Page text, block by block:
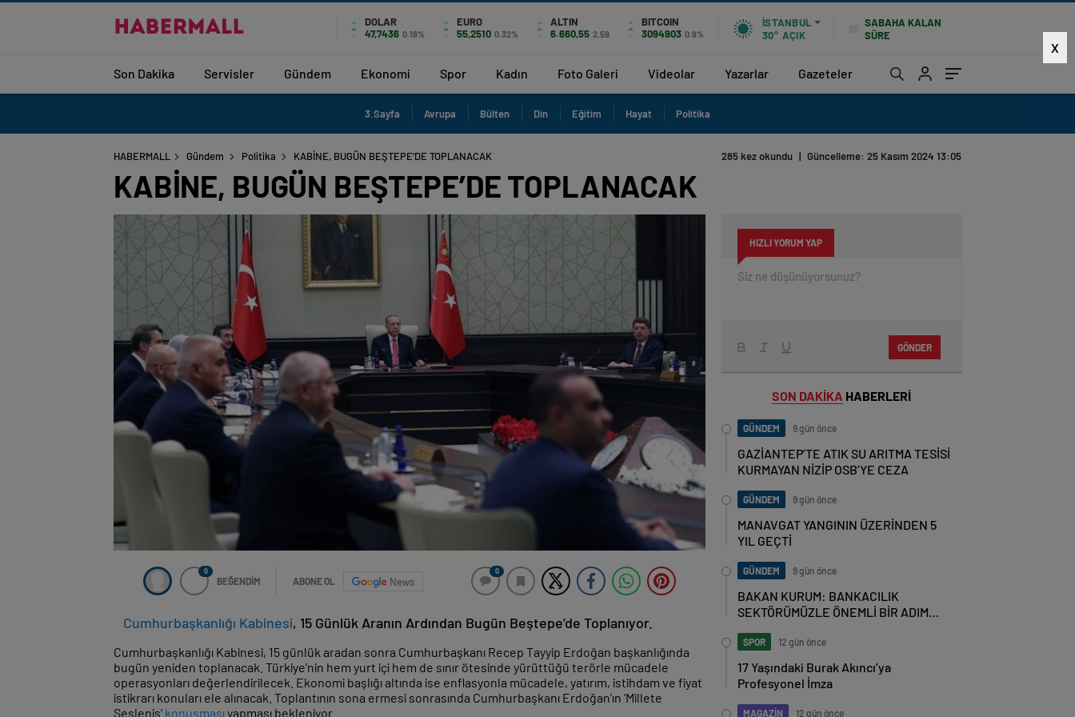
DOLAR
47,7436 0.18%
EURO
55,2510 0.32%
ALTIN
6.660,55 2,59
BITCOIN
3094903 0.9%
İSTANBUL
30° AÇIK
SABAHA KALAN
SÜRE
Son Dakika Servisler Gündem Ekonomi Spor Kadın Foto Galeri Videolar Yazarlar Gazeteler
X
3.Sayfa Avrupa Bülten Din Eğitim Hayat Politika
HABERMALL Gündem Politika KABİNE, BUGÜN BEŞTEPE’DE TOPLANACAK 285 kez okundu | Güncelleme: 25 Kasım 2024 13:05
KABİNE, BUGÜN BEŞTEPE’DE TOPLANACAK
0
BEĞENDİM ABONE OL News
0
Cumhurbaşkanlığı Kabinesi, 15 Günlük Aranın Ardından Bugün Beştepe’de Toplanıyor.
Cumhurbaşkanlığı Kabinesi, 15 günlük aradan sonra Cumhurbaşkanı Recep Tayyip Erdoğan başkanlığında
bugün yeniden toplanacak. Türkiye’nin hem yurt içi hem de sınır ötesinde yürüttüğü terörle mücadele
operasyonları değerlendirilecek. Ekonomi başlığı altında ise enflasyonla mücadele, yatırım, istihdam ve fiyat
istikrarı konuları ele alınacak. Toplantının sona ermesi sonrasında Cumhurbaşkanı Erdoğan’ın ‘Millete
Sesleniş’ konuşmasıyapması bekleniyor.
HIZLI YORUM YAP
GÖNDER
SON DAKİKA HABERLERİ
GÜNDEM 9 gün önce
GAZİANTEP’TE ATIK SU ARITMA TESİSİ
KURMAYAN NİZİP OSB’YE CEZA
GÜNDEM 9 gün önce
MANAVGAT YANGININ ÜZERİNDEN 5
YIL GEÇTİ
GÜNDEM 9 gün önce
BAKAN KURUM: BANKACILIK
SEKTÖRÜMÜZLE ÖNEMLİ BİR ADIM
SPOR 12 gün önce
17 Yaşındaki Burak Akıncı’ya
Profesyonel İmza
MAGAZİN 12 gün önce